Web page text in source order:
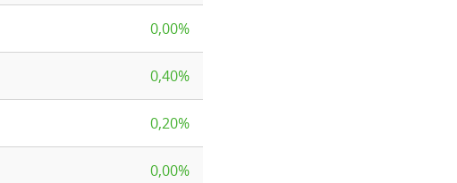
0,00%
0,40%
0,20%
0,00%